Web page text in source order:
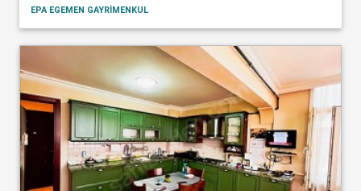
EPA EGEMEN GAYRİMENKUL